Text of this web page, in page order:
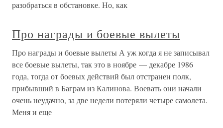
разобраться в обстановке. Но, как
Про награды и боевые вылеты
Про награды и боевые вылеты А уж когда я не записывал
все боевые вылеты, так это в ноябре — декабре 1986
года, тогда от боевых действий был отстранен полк,
прибывший в Баграм из Калинова. Воевать они начали
очень неудачно, за две недели потеряли четыре самолета.
Меня и еще